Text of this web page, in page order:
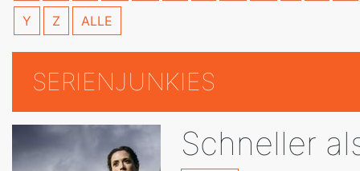
Y Z ALLE
SERIENJUNKIES
Schneller